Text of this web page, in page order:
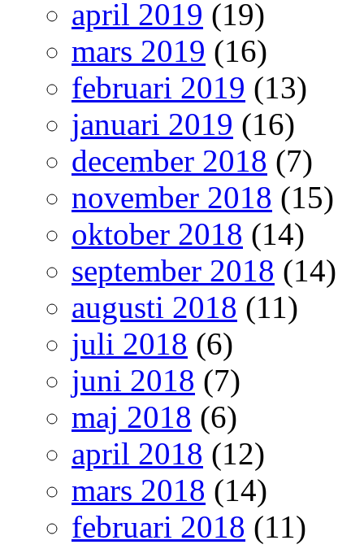
april 2019 (19)
mars 2019 (16)
februari 2019 (13)
januari 2019 (16)
december 2018 (7)
november 2018 (15)
oktober 2018 (14)
september 2018 (14)
augusti 2018 (11)
juli 2018 (6)
juni 2018 (7)
maj 2018 (6)
april 2018 (12)
mars 2018 (14)
februari 2018 (11)